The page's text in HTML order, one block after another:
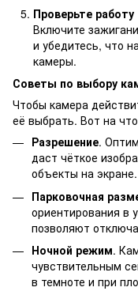
Проверьте работу
Включите
и убедитесь, что
камеры.
Советы по выбору
Чтобы камера
её выбрать. Вот на
Разрешение.
даст чёткое
объекты на экране.
Парковочная
ориентирования в
позволяют
Ночной режим.
чувствительным
в темноте и при